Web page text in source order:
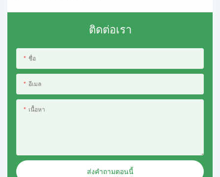
ติดต่อเรา
ชื่อ
อีเมล
เนื้อหา
ส่งคำถามตอนนี้